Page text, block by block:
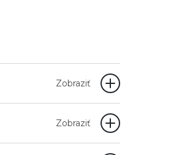
Zobraziť
Zobraziť